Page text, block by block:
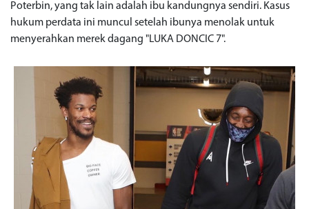
Poterbin, yang tak lain adalah ibu kandungnya sendiri. Kasus
hukum perdata ini muncul setelah ibunya menolak untuk
menyerahkan merek dagang "LUKA DONCIC 7".